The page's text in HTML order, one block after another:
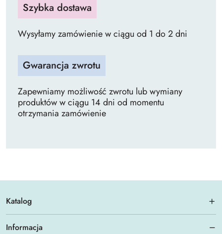
Szybka dostawa
Wysyłamy zamówienie w ciągu od 1 do 2 dni
Gwarancja zwrotu
Zapewniamy możliwość zwrotu lub wymiany
produktów w ciągu 14 dni od momentu
otrzymania zamówienie
Katalog
Informacja